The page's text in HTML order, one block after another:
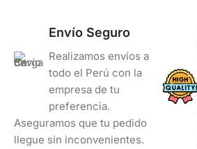
Envío Seguro
Realizamos envíos a
todo el Perú con la
empresa de tu
preferencia.
Aseguramos que tu pedido
llegue sin inconvenientes.